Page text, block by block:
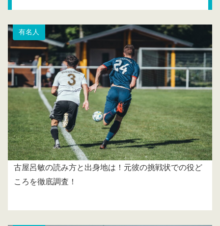
有名人
古屋呂敏の読み方と出身地は！元彼の挑戦状での役ど
ころを徹底調査！